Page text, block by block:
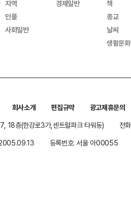
지역
인물
사회일반
경제일반
책
종교
날씨
생활문
회사소개 편집규약
광고제휴문의
18층(한강로3가,센트럴파크 타워동)
전
등록번호: 서울 아00055